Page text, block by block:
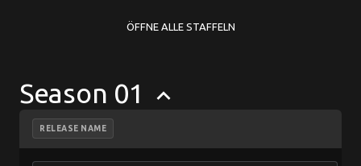
ÖFFNE ALLE STAFFELN
Season 01 keyboard_arrow_up
RELEASE NAME